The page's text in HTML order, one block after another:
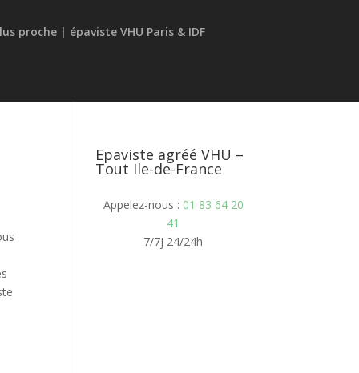
Epaviste agréé VHU –
Tout Ile-de-France
Appelez-nous : 01 83 64 20
41
7/7j 24/24h